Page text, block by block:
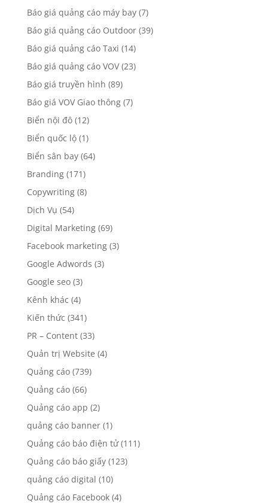
Báo giá quảng cáo máy bay(7)
Báo giá quảng cáo Outdoor(39)
Báo giá quảng cáo Taxi (14)
Báo giá quảng cáo VOV(23)
Báo giá truyền hình (89)
Báo giá VOV Giao thông(7)
Biển nội đô(12)
Biển quốc lộ(1)
Biển sân bay(64)
Branding(171)
Copywriting(8)
Dịch Vụ (54)
Digital Marketing(69)
Facebook marketing(3)
Google Adwords (3)
Google seo(3)
Kênh khác (4)
Kiến thức (341)
PR – Content(33)
Quản trị Website (4)
Quảng cáo(739)
Quảng cáo(66)
Quảng cáo app (2)
quảng cáo banner(1)
Quảng cáo báo điện tử(111)
Quảng cáo báo giấy(123)
quảng cáo digital (10)
Quảng cáo Facebook(4)